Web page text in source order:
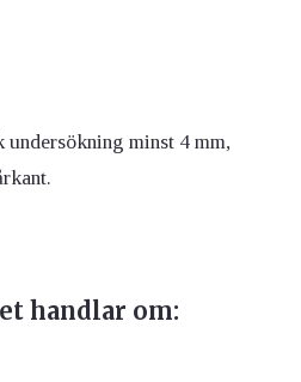
minst 4 mm,
handlar om: